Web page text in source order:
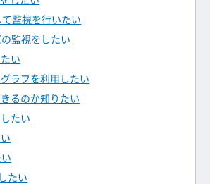
監視を行いたい
監視をしたい
い
ラフを利用したい
るのか知りたい
たい
たい